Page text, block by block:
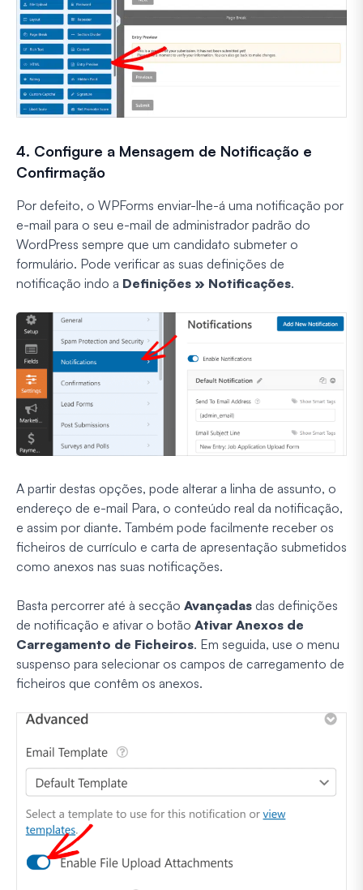
4. Configure a Mensagem de Notificação e
Confirmação
Por defeito, o WPForms enviar-lhe-á uma notificação por
e-mail para o seu e-mail de administrador padrão do
WordPress sempre que um candidato submeter o
formulário. Pode verificar as suas definições de
notificação indo a Definições » Notificações.
A partir destas opções, pode alterar a linha de assunto, o
endereço de e-mail Para, o conteúdo real da notificação,
e assim por diante. Também pode facilmente receber os
ficheiros de currículo e carta de apresentação submetidos
como anexos nas suas notificações.
Basta percorrer até à secção Avançadas das definições
de notificação e ativar o botão Ativar Anexos de
Carregamento de Ficheiros. Em seguida, use o menu
suspenso para selecionar os campos de carregamento de
ficheiros que contêm os anexos.